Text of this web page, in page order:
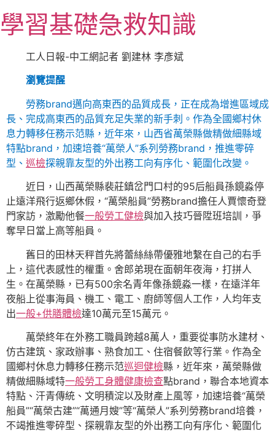
至
主
學習基礎急救知識
工人日報-中工網記者 劉建林 李彥斌
瀏覽提醒
勞務brand邁向高東西的品質成長，正在成為增進區域成
長、完成高東西的品質充足失業的新手刺。作為全國鄉村休
息力轉移任務示范縣，近年來，山西省萬榮縣做精做細縣域
特點brand，加速培養“萬榮人”系列勞務brand，推進零碎
型、 巡檢探親靠友型的外出務工向有序化、範圍化改變。
近日，山西萬榮縣裴莊鎮岔門口村的95后船員孫鏡淼停
止遠洋飛行返鄉休假，“萬榮船員”勞務brand擔任人賈懷奇登
門家訪，激勵他餐一般勞工健檢與加入技巧晉陞班培訓，爭
奪早日當上高等船員。
舊日的田林天秤首先將蕾絲絲帶優雅地繫在自己的右手
上，這代表感性的權重。舍郎弟現在面朝年夜海，打拼人
生。在萬榮縣，已有500余名青年像孫鏡淼一樣，在遠洋年
夜船上從事海員、機工、電工、廚師等個人工作，人均年支
出一般+供膳體檢達10萬元至15萬元。
萬榮終年在外務工職員跨越8萬人，重要從事防水建材、
仿古建筑、家政辦事、熟食加工、住宿餐飲等行業。作為全
國鄉村休息力轉移任務示范巡迴健檢縣，近年來，萬榮縣做
精做細縣域特一般勞工身體健康檢查點brand，聯合本地資本
特點、汗青傳統、文明積淀以及財產上風等，加速培養“萬榮
船員”“萬榮古建”“萬通月嫂”等“萬榮人”系列勞務brand培養，
不竭推進零碎型、探親靠友型的外出務工向有序化、範圍化